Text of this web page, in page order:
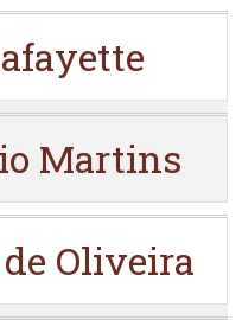
Martins
Oliveira